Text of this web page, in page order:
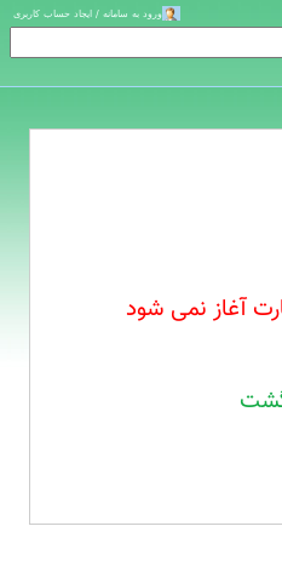
آغاز نمی شود
ورود به سامانه / ایجاد حساب کاربری